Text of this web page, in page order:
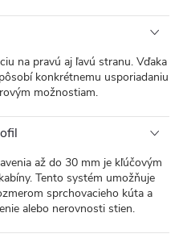
na pravú aj ľavú stranu. Vďaka
konkrétnemu usporiadaniu
možnostiam.
až do 30 mm je kľúčovým
Tento systém umožňuje
sprchovacieho kúta a
alebo nerovnosti stien.